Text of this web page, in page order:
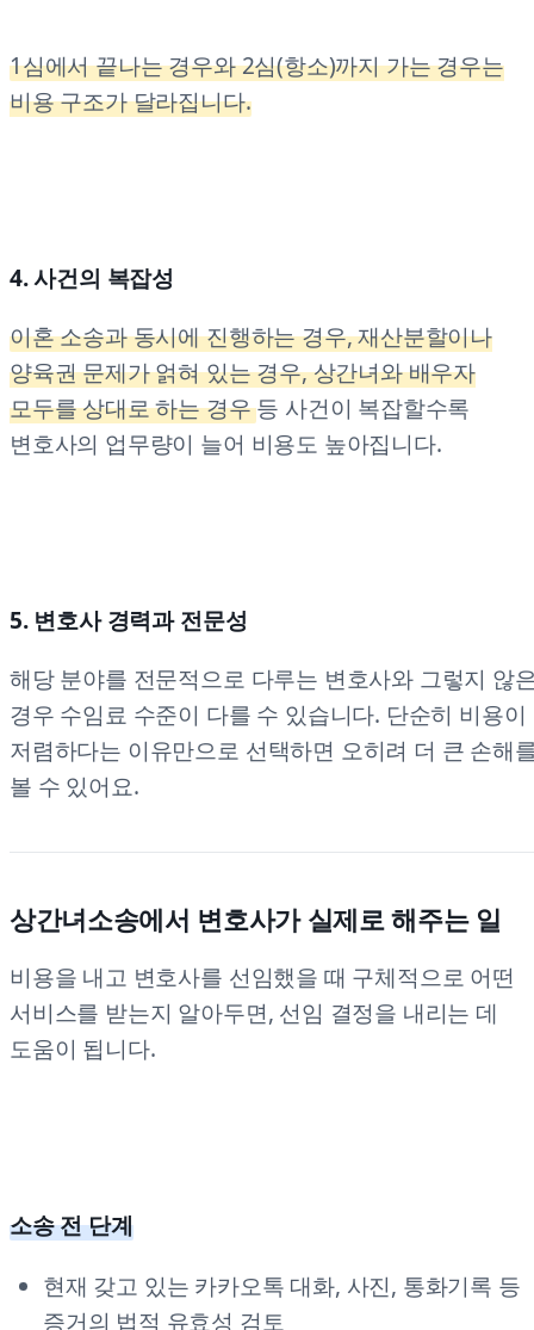
1심에서 끝나는 경우와 2심(항소)까지 가는 경우는
비용 구조가 달라집니다.
4. 사건의 복잡성
이혼 소송과 동시에 진행하는 경우, 재산분할이나
양육권 문제가 얽혀 있는 경우, 상간녀와 배우자
모두를 상대로 하는 경우등 사건이 복잡할수록
변호사의 업무량이 늘어 비용도 높아집니다.
5. 변호사 경력과 전문성
해당 분야를 전문적으로 다루는 변호사와 그렇지 않
경우 수임료 수준이 다를 수 있습니다. 단순히 비용이
저렴하다는 이유만으로 선택하면 오히려 더 큰 손해
볼 수 있어요.
상간녀소송에서 변호사가 실제로 해주는 일
비용을 내고 변호사를 선임했을 때 구체적으로 어떤
서비스를 받는지 알아두면, 선임 결정을 내리는 데
도움이 됩니다.
소송 전 단계
현재 갖고 있는 카카오톡 대화, 사진, 통화기록 등
증거의 법적 유효성 검토